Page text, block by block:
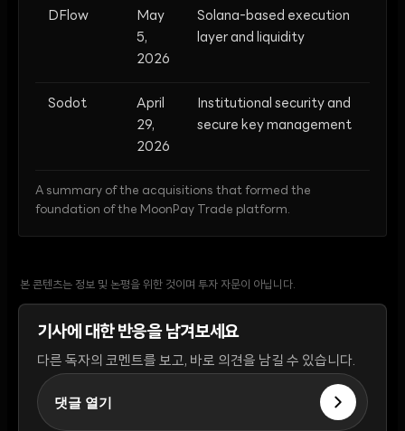
DFlow
May
5,
2026
Solana-based execution
layer and liquidity
Sodot
April
29,
2026
Institutional security and
secure key management
A summary of the acquisitions that formed the
foundation of the MoonPay Trade platform.
본 콘텐츠는 정보 및 논평을 위한 것이며 투자 자문이 아닙니다.
기사에 대한 반응을 남겨보세요
다른 독자의 코멘트를 보고, 바로 의견을 남길 수 있습니다.
댓글 열기